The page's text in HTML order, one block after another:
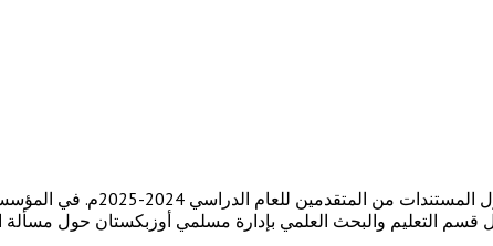
كما أبلغنا سابقًا، اعتبارًا من 20